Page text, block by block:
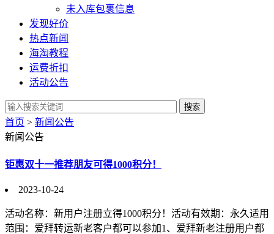
未入库包裹信息
发现好价
热点新闻
海淘教程
运费折扣
活动公告
首页 > 新闻公告
新闻公告
钜惠双十一推荐朋友可得1000积分！
2023-10-24
活动名称：新用户注册立得1000积分！活动有效期：永久适用
范围：爱拜转运新老客户都可以参加1、爱拜新老注册用户都